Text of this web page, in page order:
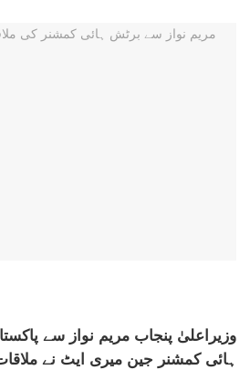
وزیراعلیٰ پنجاب مریم نواز سے
ہائی کمشنر جین میری ایٹ نے